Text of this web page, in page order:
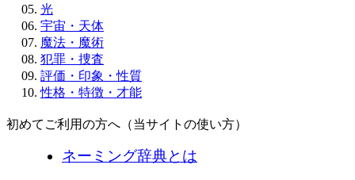
光
宇宙・天体
魔法・魔術
犯罪・捜査
評価・印象・性質
性格・特徴・才能
初めてご利用の方へ（当サイトの使い方）
ネーミング辞典とは